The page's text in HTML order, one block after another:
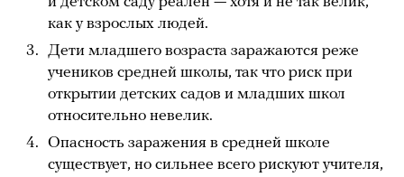
как у взрослых людей.
Дети младшего возраста заражаются реже
учеников средней школы, так что риск при
открытии детских садов и младших школ
относительно невелик.
Опасность заражения в средней школе
существует, но сильнее всего рискуют учителя,